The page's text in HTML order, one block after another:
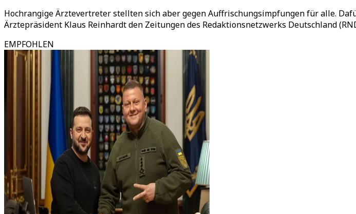
Hochrangige Ärztevertreter stellten sich aber gegen Auffrischungsimpfungen für alle.
Ärztepräsident Klaus Reinhardt den Zeitungen des Redaktionsnetzwerks Deutschland
EMPFOHLEN